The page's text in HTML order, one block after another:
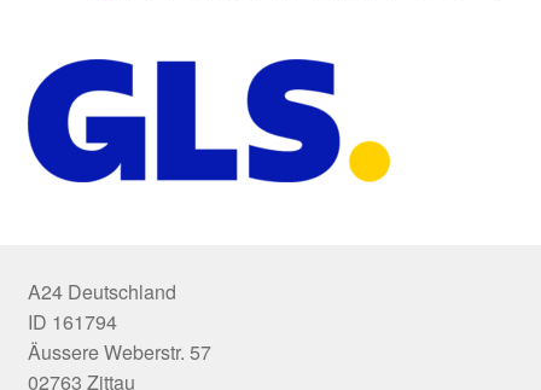
A24 Deutschland
ID 161794
Äussere Weberstr. 57
02763 Zittau